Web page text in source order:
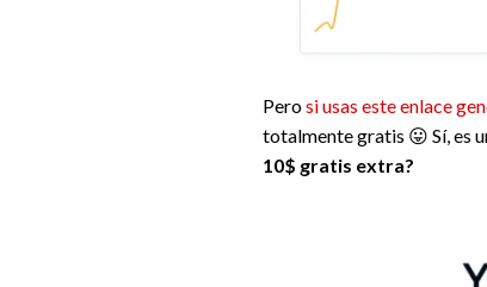
Perosi usas este enlace
totalmente gratis 😛 Sí, es
10$ gratis extra?